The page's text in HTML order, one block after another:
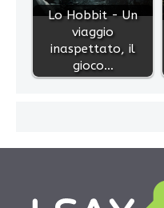
Lo Hobbit - Un
viaggio
inaspettato, il
gioco…